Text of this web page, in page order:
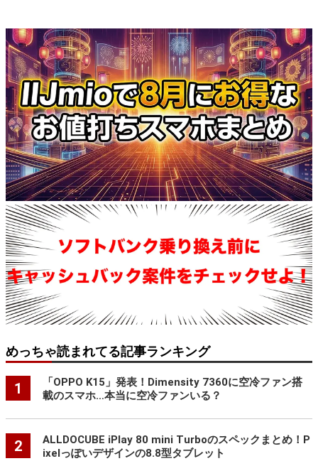
めっちゃ読まれてる記事ランキング
1
「OPPO K15」発表！Dimensity 7360に空冷ファン搭
載のスマホ…本当に空冷ファンいる？
2
ALLDOCUBE iPlay 80 mini Turboのスペックまとめ！P
ixelっぽいデザインの8.8型タブレット